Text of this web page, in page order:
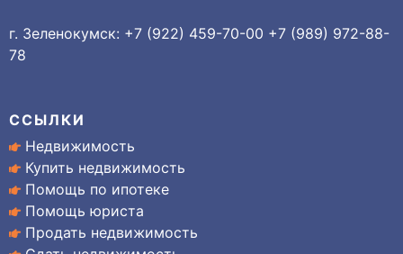
г. Зеленокумск: +7 (922) 459-70-00 +7 (989) 972-88-
78
ССЫЛКИ
Недвижимость
Купить недвижимость
Помощь по ипотеке
Помощь юриста
Продать недвижимость